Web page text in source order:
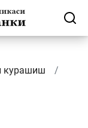
курашиш